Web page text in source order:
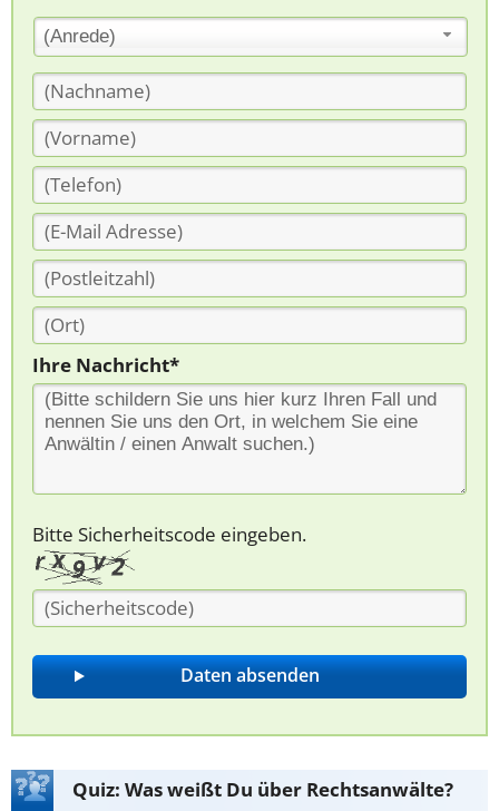
(Anrede)
Ihre Nachricht*
Bitte Sicherheitscode eingeben.
Quiz: Was weißt Du über Rechtsanwälte?